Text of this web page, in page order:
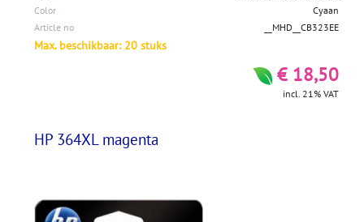
Color
Cyaan
Article no
__MHD__CB323EE
Max. beschikbaar: 20 stuks
€ 18,50
incl. 21% VAT
HP 364XL magenta